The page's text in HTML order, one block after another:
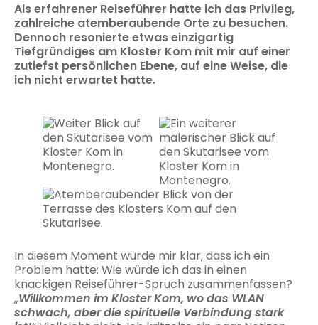
Als erfahrener Reiseführer hatte ich das Privileg,
zahlreiche atemberaubende Orte zu besuchen.
Dennoch resonierte etwas einzigartig
Tiefgründiges am Kloster Kom mit mir auf einer
zutiefst persönlichen Ebene, auf eine Weise, die
ich nicht erwartet hatte.
In diesem Moment wurde mir klar, dass ich ein
Problem hatte: Wie würde ich das in einen
knackigen Reiseführer-Spruch zusammenfassen?
„Willkommen im Kloster Kom, wo das WLAN
schwach, aber die spirituelle Verbindung stark